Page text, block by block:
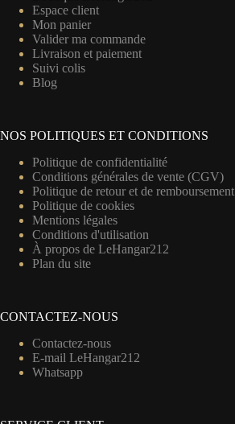
Espace client
Mon panier
Valider ma commande
Livraison et paiement
Suivi colis
Blog
NOS POLITIQUES ET CONDITIONS
Politique de confidentialité
Conditions générales de vente (CGV)
Politique de retour et de remboursement
Politique de cookies
Mentions légales
Conditions d'utilisation
À propos de LeHangar212
Plan du site
CONTACTEZ-NOUS
Contactez-nous
E-mail LeHangar212
Whatsapp